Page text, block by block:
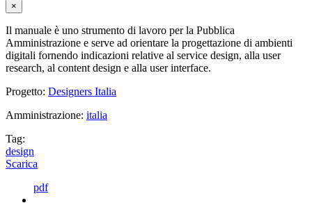
×
Il manuale è uno strumento di lavoro per la Pubblica
Amministrazione e serve ad orientare la progettazione di ambienti
digitali fornendo indicazioni relative al service design, alla user
research, al content design e alla user interface.
Progetto: Designers Italia
Amministrazione: italia
Tag:
design
Scarica
pdf